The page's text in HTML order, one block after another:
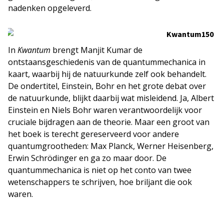
nadenken opgeleverd.
In Kwantum brengt Manjit Kumar de
ontstaansgeschiedenis van de quantummechanica in
kaart, waarbij hij de natuurkunde zelf ook behandelt.
De ondertitel, Einstein, Bohr en het grote debat over
de natuurkunde, blijkt daarbij wat misleidend. Ja, Albert
Einstein en Niels Bohr waren verantwoordelijk voor
cruciale bijdragen aan de theorie. Maar een groot van
het boek is terecht gereserveerd voor andere
quantumgrootheden: Max Planck, Werner Heisenberg,
Erwin Schrödinger en ga zo maar door. De
quantummechanica is niet op het conto van twee
wetenschappers te schrijven, hoe briljant die ook
waren.